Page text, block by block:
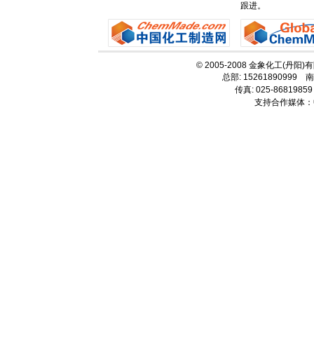
跟进。
© 2005-2008 金象化工(丹阳)
总部: 15261890999
传真: 025-
支持合作媒体：